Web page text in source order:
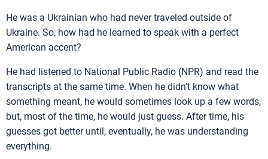
He was a Ukrainian who had never traveled outside of
Ukraine. So, how had he learned to speak with a perfect
American accent?
He had listened to National Public Radio (NPR) and read the
transcripts at the same time. When he didn’t know what
something meant, he would sometimes look up a few words,
but, most of the time, he would just guess. After time, his
guesses got better until, eventually, he was understanding
everything.